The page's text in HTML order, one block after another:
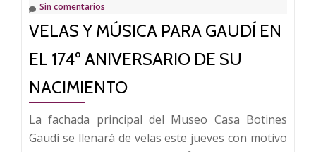
Sin comentarios
VELAS Y MÚSICA PARA GAUDÍ EN
EL 174º ANIVERSARIO DE SU
NACIMIENTO
La fachada principal del Museo Casa Botines
Gaudí se llenará de velas este jueves con motivo